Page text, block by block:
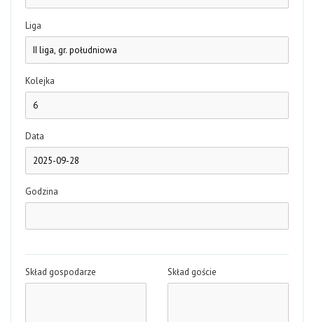
Liga
Kolejka
Data
Godzina
Skład gospodarze Skład goście